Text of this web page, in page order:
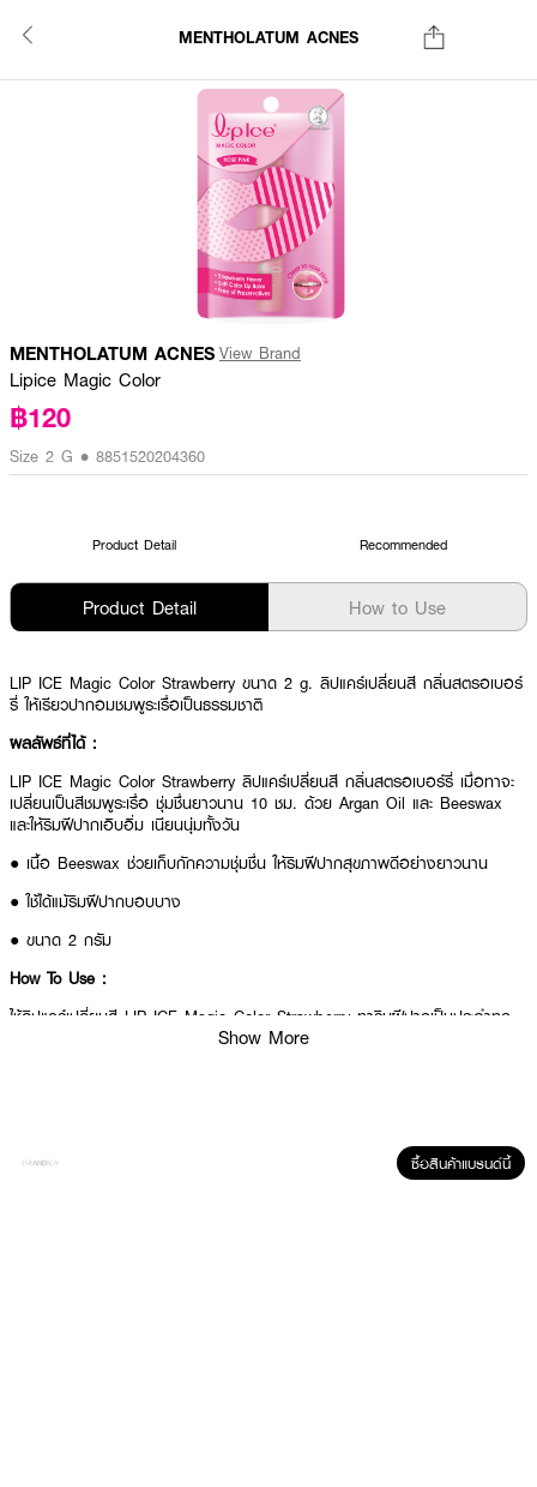
MENTHOLATUM ACNES
MENTHOLATUM ACNES View Brand
Lipice Magic Color
฿120
Size 2 G • 8851520204360
Product Detail Recommended
Product Detail How to Use
LIP ICE Magic Color Strawberry ขนาด 2 g. ลิปแคร์เปลี่ยนสี กลิ่นสตรอเบอร์
รี่ ให้เรียวปากอมชมพูระเรื่อเป็นธรรมชาติ
ผลลัพธ์ที่ได้ :
LIP ICE Magic Color Strawberry ลิปแคร์เปลี่ยนสี กลิ่นสตรอเบอร์รี่ เมื่อทาจะ
เปลี่ยนเป็นสีชมพูระเรื่อ ชุ่มชื่นยาวนาน 10 ชม. ด้วย Argan Oil และ Beeswax
และให้ริมฝีปากเอิบอิ่ม เนียนนุ่มทั้งวัน
● เนื้อ Beeswax ช่วยเก็บกักความชุ่มชื่น ให้ริมฝีปากสุขภาพดีอย่างยาวนาน
● ใช้ได้แม้ริมฝีปากบอบบาง
● ขนาด 2 กรัม
How To Use :
ใช้ลิปแคร์เปลี่ยนสี LIP ICE Magic Color Strawberry ทาริมฝีปากเป็นประจำทุก
Show More
ซื้อสินค้าแบรนด์นี้